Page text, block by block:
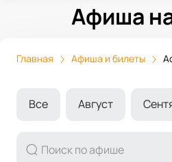
Афиша
Главная Афиша и билеты
Все Август